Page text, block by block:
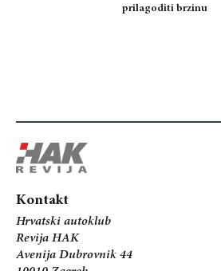
prilagoditi brzinu
Kontakt
Hrvatski autoklub
Revija HAK
Avenija Dubrovnik 44